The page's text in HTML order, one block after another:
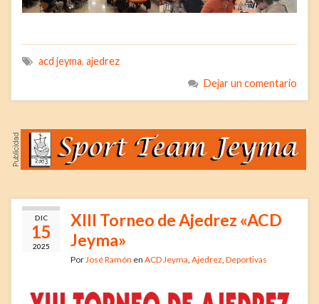
acd jeyma, ajedrez
Dejar un comentario
DIC
15
2025
XIII Torneo de Ajedrez «ACD
Jeyma»
Por José Ramón en ACD Jeyma Ajedrez Deportivas